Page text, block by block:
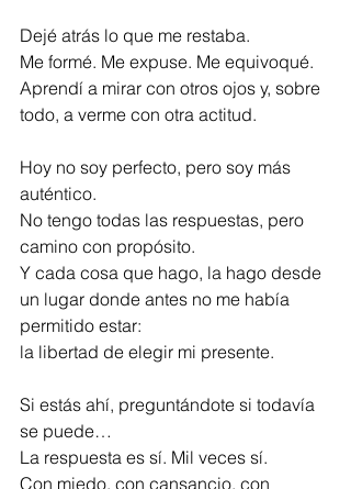
Dejé atrás lo que me restaba.
Me formé. Me expuse. Me equivoqué.
Aprendí a mirar con otros ojos y, sobre
todo, a verme con otra actitud.
Hoy no soy perfecto, pero soy más
auténtico.
No tengo todas las respuestas, pero
camino con propósito.
Y cada cosa que hago, la hago desde
un lugar donde antes no me había
permitido estar:
la libertad de elegir mi presente.
Si estás ahí, preguntándote si todavía
se puede…
La respuesta es sí. Mil veces sí.
Con miedo, con cansancio, con